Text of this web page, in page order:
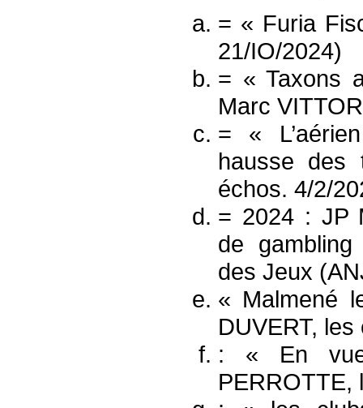
= « Furia
21/IO/2024)
= « Taxons
Marc
= «
hausse
échos. 4/2/
= 2024 : JP
de gambling
des Jeux
« Malmené
DUVERT,
: « En vue
PERROTTE,